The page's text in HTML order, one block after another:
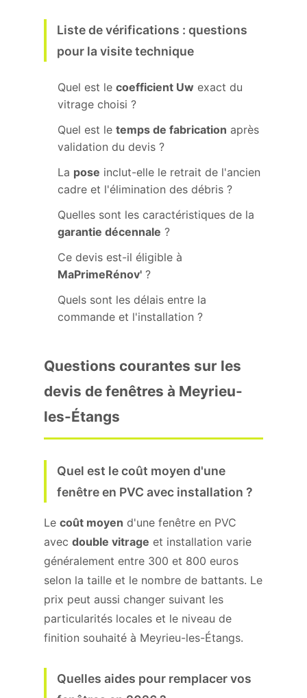
Liste de vérifications : questions
pour la visite technique
Quel est le coefficient Uw exact du
vitrage choisi ?
Quel est le temps de fabrication après
validation du devis ?
La pose inclut-elle le retrait de l'ancien
cadre et l'élimination des débris ?
Quelles sont les caractéristiques de la
garantie décennale ?
Ce devis est-il éligible à
MaPrimeRénov' ?
Quels sont les délais entre la
commande et l'installation ?
Questions courantes sur les
devis de fenêtres à Meyrieu-
les-Étangs
Quel est le coût moyen d'une
fenêtre en PVC avec installation ?
Le coût moyen d'une fenêtre en PVC
avec double vitrage et installation varie
généralement entre 300 et 800 euros
selon la taille et le nombre de battants. Le
prix peut aussi changer suivant les
particularités locales et le niveau de
finition souhaité à Meyrieu-les-Étangs.
Quelles aides pour remplacer vos